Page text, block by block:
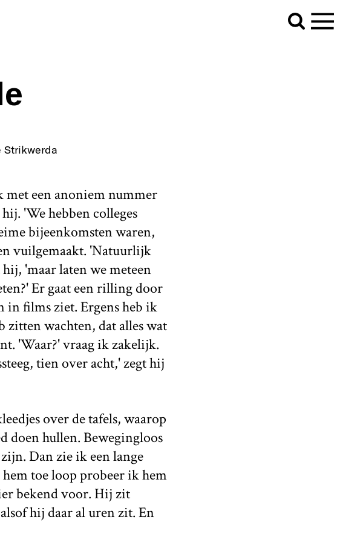
Strikwerda
met een anoniem nummer
'We hebben colleges
bijeenkomsten waren,
vuilgemaakt. 'Natuurlijk
'maar laten we meteen
Er gaat een rilling door
in films ziet. Ergens heb ik
wachten, dat alles wat
'Waar?' vraag ik zakelijk.
tien over acht,' zegt hij
over de tafels, waarop
doen hullen. Bewegingloos
Dan zie ik een lange
toe loop probeer ik hem
bekend voor. Hij zit
hij daar al uren zit. En